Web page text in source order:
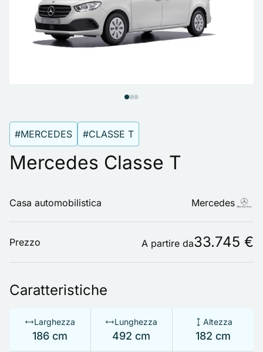
#MERCEDES #CLASSE T
Mercedes Classe T
Casa automobilistica Mercedes
Prezzo A partire da33.745 €
Caratteristiche
Larghezza
186 cm
Lunghezza
492 cm
Altezza
182 cm